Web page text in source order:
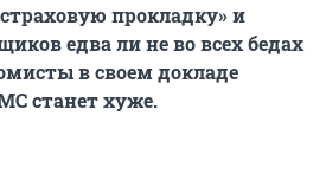
прокладку» и
едва ли не во всех бедах
в своем докладе
станет хуже.